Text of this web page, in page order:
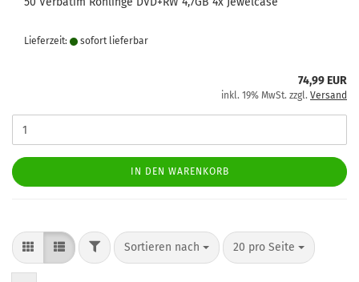
Lieferzeit: sofort lie­fer­bar
74,99 EUR
inkl. 19% MwSt. zzgl. Versand
IN DEN WARENKORB
FILTERSortieren nach
Sortieren nach 20 pro Seite
pro Seite